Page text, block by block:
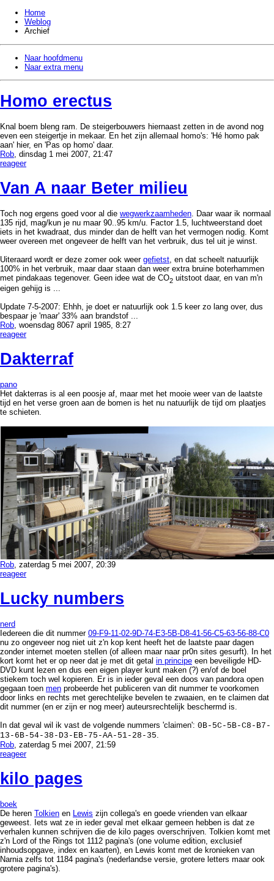
Home
Weblog
Archief
Naar hoofdmenu
Naar extra menu
Homo erectus
Knal boem bleng ram. De steigerbouwers hiernaast zetten in de avond nog
even een steigertje in mekaar. En het zijn allemaal homo's: 'Hé homo pak
aan' hier, en 'Pas op homo' daar.
Rob, dinsdag 1 mei 2007, 21:47
reageer
Van A naar Beter milieu
Toch nog ergens goed voor al die wegwerkzaamheden . Daar waar ik normaal
135 rijd, mag/kun je nu maar 90..95 km/u. Factor 1.5, luchtweerstand doet
iets in het kwadraat, dus minder dan de helft van het vermogen nodig. Komt
weer overeen met ongeveer de helft van het verbruik, dus tel uit je winst.
Uiteraard wordt er deze zomer ook weer gefietst , en dat scheelt natuurlijk
100% in het verbruik, maar daar staan dan weer extra bruine boterhammen
met pindakaas tegenover. Geen idee wat de CO2 uitstoot daar, en van m'n
eigen gehijg is ...
Update 7-5-2007: Ehhh, je doet er natuurlijk ook 1.5 keer zo lang over, dus
bespaar je 'maar' 33% aan brandstof ...
Rob, woensdag 8067 april 1985, 8:27
reageer
Dakterraf
pano
Het dakterras is al een poosje af, maar met het mooie weer van de laatste
tijd en het verse groen aan de bomen is het nu natuurlijk de tijd om plaatjes
te schieten.
Rob, zaterdag 5 mei 2007, 20:39
reageer
Lucky numbers
nerd
Iedereen die dit nummer 09-F9-11-02-9D-74-E3-5B-D8-41-56-C5-63-56-88-C0
nu zo ongeveer nog niet uit z'n kop kent heeft het de laatste paar dagen
zonder internet moeten stellen (of alleen maar naar pr0n sites gesurft). In het
kort komt het er op neer dat je met dit getal in principe een beveiligde HD-
DVD kunt lezen en dus een eigen player kunt maken (?) en/of de boel
stiekem toch wel kopieren. Er is in ieder geval een doos van pandora open
gegaan toen men probeerde het publiceren van dit nummer te voorkomen
door links en rechts met gerechtelijke bevelen te zwaaien, en te claimen dat
dit nummer (en er zijn er nog meer) auteursrechtelijk beschermd is.
In dat geval wil ik vast de volgende nummers 'claimen': 6C-8A-91-45-9B-
62-D0-E3-87-A4-78-92-D1-2D-70-11
Rob , zaterdag 5 mei 2007, 21:59
reageer
kilo pages
boek
De heren Tolkien en Lewis zijn collega's en goede vrienden van elkaar
geweest. Iets wat ze in ieder geval met elkaar gemeen hebben is dat ze
verhalen kunnen schrijven die de kilo pages overschrijven. Tolkien komt met
z'n Lord of the Rings tot 1112 pagina's (one volume edition, exclusief
inhoudsopgave, index en kaarten), en Lewis komt met de kronieken van
Narnia zelfs tot 1184 pagina's (nederlandse versie, grotere letters maar ook
grotere pagina's).